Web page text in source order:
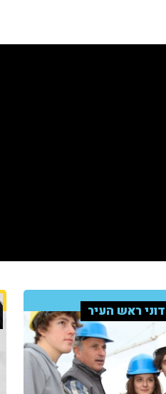
ראש העיר